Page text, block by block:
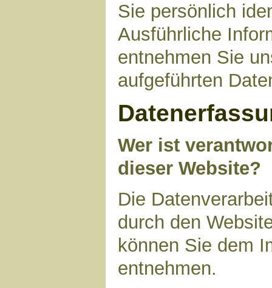
Sie persönlich
Ausführliche
entnehmen Sie
aufgeführten
Wer ist
dieser Website?
Die
durch den
können Sie dem
entnehmen.